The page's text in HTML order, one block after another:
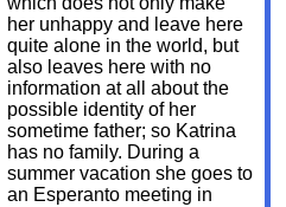
her unhappy and leave here
quite alone in the world, but
also leaves here with no
information at all about the
possible identity of her
sometime father; so Katrina
has no family. During a
summer vacation she goes to
an Esperanto meeting in